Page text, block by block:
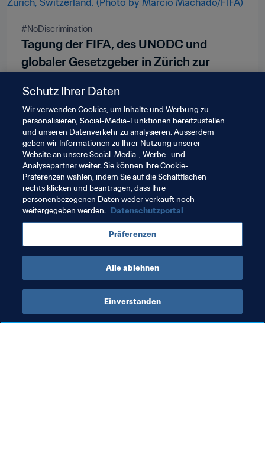
#NoDiscrimination
Tagung der FIFA, des UNODC und
globaler Gesetzgeber in Zürich zur
im Fussball
24. März 2026
Bildungsinitiativen
Fünfte Ausgabe des FIFA-Executive-
Programms zum Sportschiedswesen
23. März 2026
Mehr laden
Schutz Ihrer Daten
Wir verwenden Cookies, um Inhalte und Werbung zu
personalisieren, Social-Media-Funktionen bereitzustellen
und unseren Datenverkehr zu analysieren. Ausserdem
geben wir Informationen zu Ihrer Nutzung unserer
Website an unsere Social-Media-, Werbe- und
Analysepartner weiter. Sie können Ihre Cookie-
Präferenzen wählen, indem Sie auf die Schaltflächen
rechts klicken und beantragen, dass Ihre
personenbezogenen Daten weder verkauft noch
weitergegeben werden. Datenschutzportal
Präferenzen
Alle ablehnen
Einverstanden